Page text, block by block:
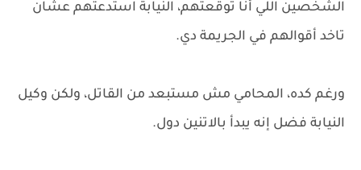
الشخصين اللي أنا توقعتهم، النيابة استدعتهم عشان
تاخد أقوالهم في الجريمة دي.
ورغم كده، المحامي مش مستبعد من القاتل، ولكن وكيل
النيابة فضل إنه يبدأ بالاتنين دول.